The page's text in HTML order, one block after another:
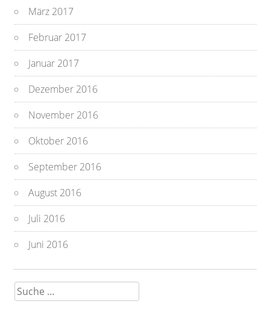
März 2017
Februar 2017
Januar 2017
Dezember 2016
November 2016
Oktober 2016
September 2016
August 2016
Juli 2016
Juni 2016
Suche
nach: